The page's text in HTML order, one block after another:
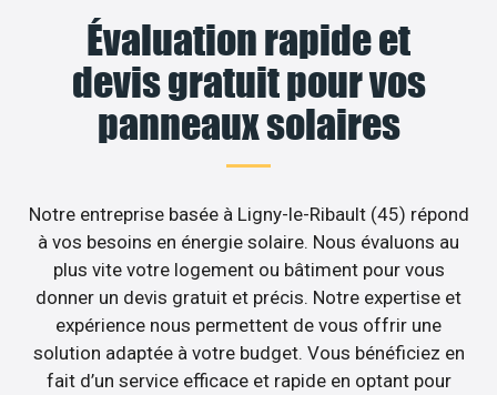
Évaluation rapide et
devis gratuit pour vos
panneaux solaires
Notre entreprise basée à Ligny-le-Ribault (45) répond
à vos besoins en énergie solaire. Nous évaluons au
plus vite votre logement ou bâtiment pour vous
donner un devis gratuit et précis. Notre expertise et
expérience nous permettent de vous offrir une
solution adaptée à votre budget. Vous bénéficiez en
fait d’un service efficace et rapide en optant pour